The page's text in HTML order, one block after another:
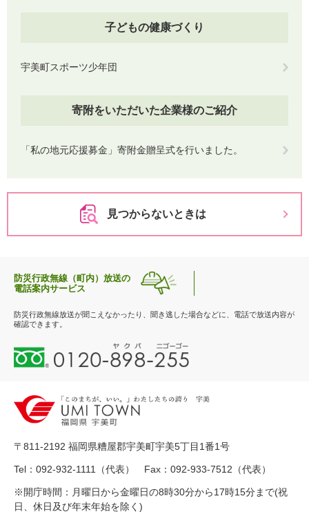
子どもの健康づくり
宇美町スポーツ少年団
寄附をいただいた企業様のご紹介
「私の地元応援募金」寄附金贈呈式を行いました。
見つからないときは
防災行政無線（町内）放送の
電話案内サービス
防災行政無線放送が聞こえなかったり、聞き逃した場合などに、電話で放送内容が
確認できます。
0
1
-
8
-
5
5
〒811-2192 福岡県糟屋郡宇美町宇美5丁目1番1号
Tel：092-932-1111（代表） Fax：092-933-7512（代表）
※開庁時間：月曜日から金曜日の8時30分から17時15分まで(祝
日、休日及び年末年始を除く)